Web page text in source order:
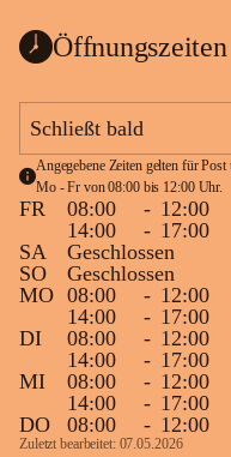
Öffnungszeiten
Schließt bald
Angegebene Zeiten gelten für
Mo - Fr von 08:00 bis 12:00 Uhr.
FR 08:00 - 12:00
14:00
- 17:00
SA
Geschlossen
SO
Geschlossen
MO 08:00 - 12:00
14:00
- 17:00
DI
08:00 - 12:00
14:00
- 17:00
MI
08:00 - 12:00
14:00
- 17:00
DO
08:00 - 12:00
Zuletzt bearbeitet: 07.05.2026